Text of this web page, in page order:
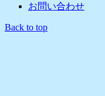
お問い合わせ
Back to top